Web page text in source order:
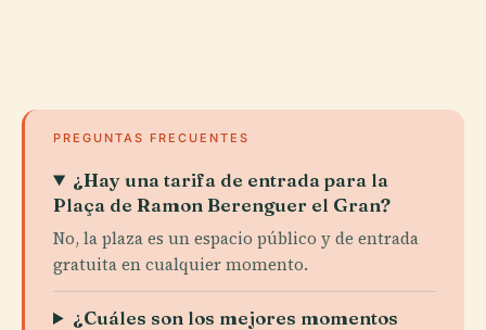
PREGUNTAS FRECUENTES
¿Hay una tarifa de entrada para la
Plaça de Ramon Berenguer el Gran?
No, la plaza es un espacio público y de entrada
gratuita en cualquier momento.
¿Cuáles son los mejores momentos